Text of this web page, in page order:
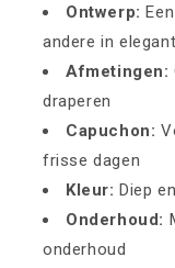
Ontwerp:
andere in
Afmetingen:
draperen
Capuchon:
frisse dagen
Kleur: Diep
Onderhoud:
onderhoud